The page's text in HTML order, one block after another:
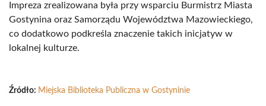
Impreza zrealizowana była przy wsparciu Burmistrz Miasta
Gostynina oraz Samorządu Województwa Mazowieckiego,
co dodatkowo podkreśla znaczenie takich inicjatyw w
lokalnej kulturze.
Źródło: Miejska Biblioteka Publiczna w Gostyninie